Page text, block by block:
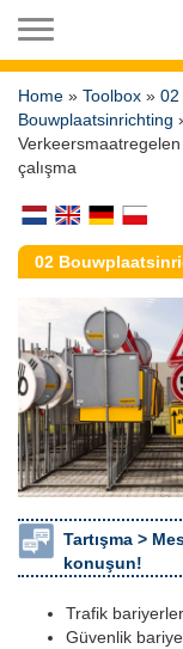
Home » Toolbox » 02
Bouwplaatsinrichting
çalışma
02
Tartışma >
konuşun!
Trafik
Güvenlik